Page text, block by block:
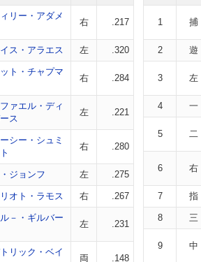
リー・アダメ
右 .217
ス・アラエス 左 .320
ト・チャプマ
右 .284
ァエル・ディ
ス
左 .221
シー・シュミ
右 .280
ジョンフ 左 .275
オト・ラモス 右 .267
ル－・ギルバー
左 .231
リック・ベイ
両 .148
1 捕
2 遊
3 左
4 一
5 二
6 右
7 指
8 三
9 中